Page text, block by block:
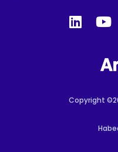
Copyright